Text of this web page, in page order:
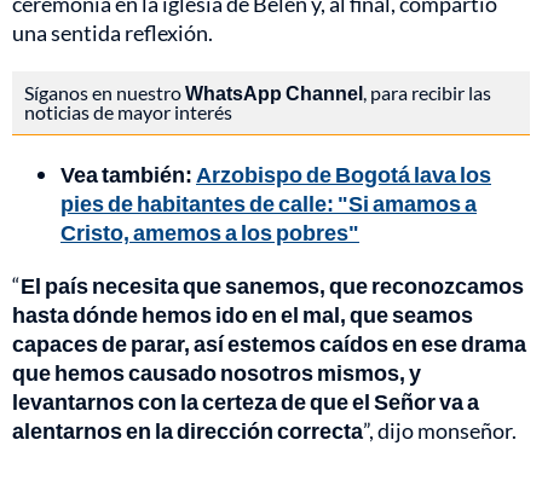
una sentida reflexión.
Síganos en nuestroWhatsApp Channel , para recibir las
noticias de mayor interés
Vea también: Arzobispo de Bogotá lava los
pies de habitantes de calle: "Si amamos a
Cristo, amemos a los pobres"
“El país necesita que sanemos, que reconozcamos
hasta dónde hemos ido en el mal, que seamos
capaces de parar, así estemos caídos en ese drama
que hemos causado nosotros mismos, y
levantarnos con la certeza de que el Señor va a
alentarnos en la dirección correcta”, dijo monseñor.